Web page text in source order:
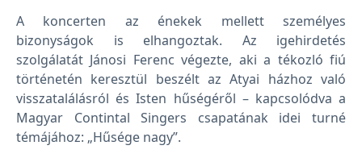
A koncerten az énekek mellett személyes
bizonyságok is elhangoztak. Az igehirdetés
szolgálatát Jánosi Ferenc végezte, aki a tékozló fiú
történetén keresztül beszélt az Atyai házhoz való
visszatalálásról és Isten hűségéről – kapcsolódva a
Magyar Contintal Singers csapatának idei turné
témájához: „Hűsége nagy”.